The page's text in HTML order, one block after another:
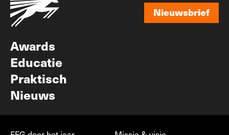
Nieuwsbrief
Awards
Educatie
Praktisch
Nieuws